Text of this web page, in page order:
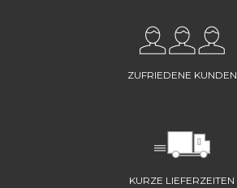
ZUFRIEDENE KUNDEN
KURZE LIEFERZEITEN